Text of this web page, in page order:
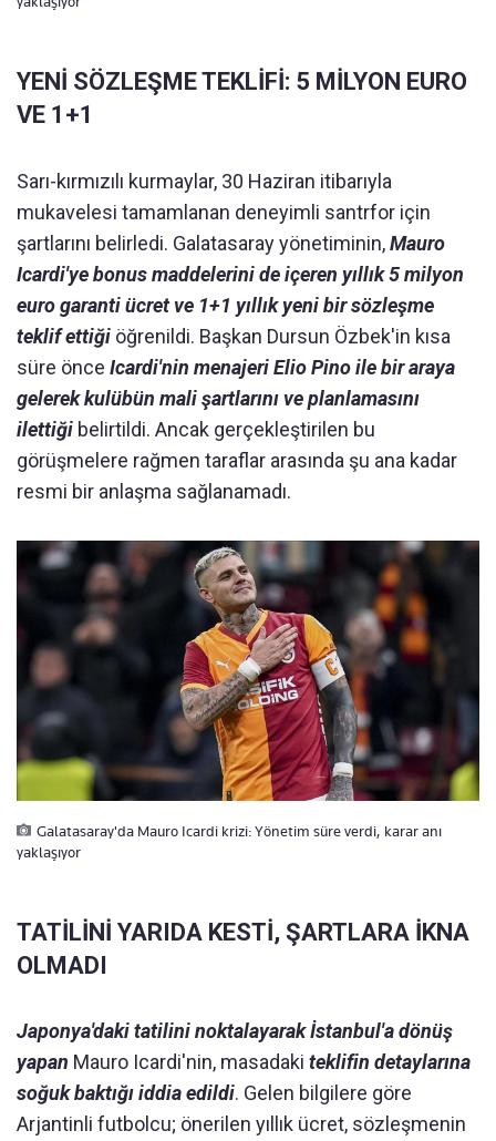
YENİ SÖZLEŞME TEKLİFİ: 5 MİLYON EURO
VE 1+1
Sarı-kırmızılı kurmaylar, 30 Haziran itibarıyla
mukavelesi tamamlanan deneyimli santrfor için
şartlarını belirledi. Galatasaray yönetiminin,Mauro
Icardi'ye bonus maddelerini de içeren yıllık 5 milyon
euro garanti ücret ve 1+1 yıllık yeni bir sözleşme
teklif ettiği öğrenildi. Başkan Dursun Özbek'in kısa
süre önce Icardi'nin menajeri Elio Pino ile bir araya
gelerek kulübün mali şartlarını ve planlamasını
ilettiği belirtildi. Ancak gerçekleştirilen bu
görüşmelere rağmen taraflar arasında şu ana kadar
resmi bir anlaşma sağlanamadı.
Galatasaray'da Mauro Icardi krizi: Yönetim süre verdi, karar anı
yaklaşıyor
TATİLİNİ YARIDA KESTİ, ŞARTLARA İKNA
OLMADI
Japonya'daki tatilini noktalayarak İstanbul'a dönüş
yapan Mauro Icardi'nin, masadaki teklifin detaylarına
soğuk baktığı iddia edildi. Gelen bilgilere göre
Arjantinli futbolcu; önerilen yıllık ücret, sözleşmenin